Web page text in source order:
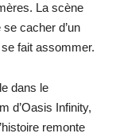
La scène
cacher d’un
fait assommer.
dans le
d’Oasis Infinity,
remonte